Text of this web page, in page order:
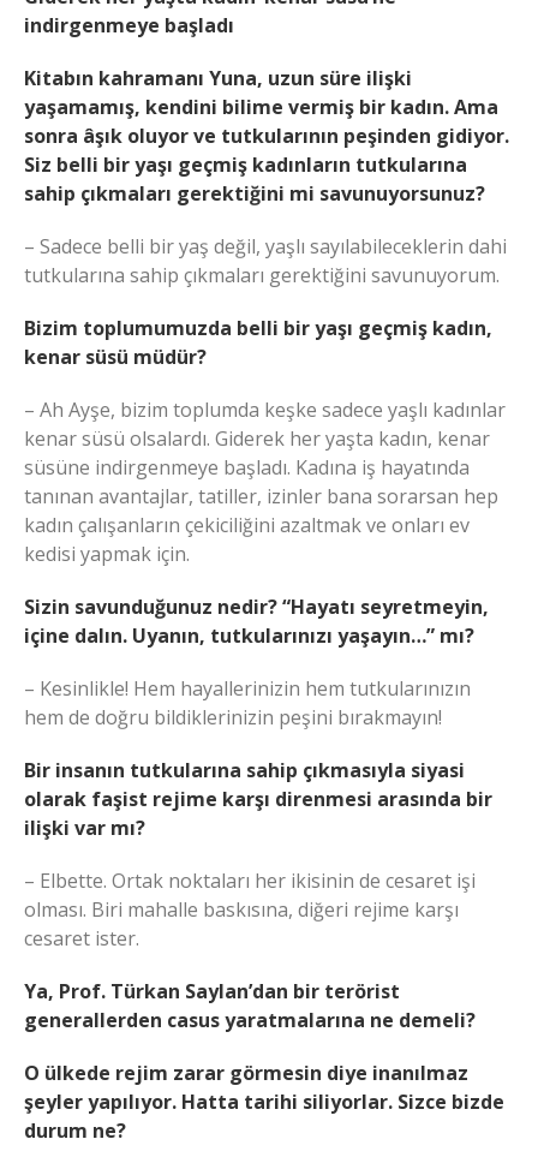
indirgenmeye başladı
Kitabın kahramanı Yuna, uzun süre ilişki
yaşamamış, kendini bilime vermiş bir kadın. Ama
sonra âşık oluyor ve tutkularının peşinden gidiyor.
Siz belli bir yaşı geçmiş kadınların tutkularına
sahip çıkmaları gerektiğini mi savunuyorsunuz?
– Sadece belli bir yaş değil, yaşlı sayılabileceklerin dahi
tutkularına sahip çıkmaları gerektiğini savunuyorum.
Bizim toplumumuzda belli bir yaşı geçmiş kadın,
kenar süsü müdür?
– Ah Ayşe, bizim toplumda keşke sadece yaşlı kadınlar
kenar süsü olsalardı. Giderek her yaşta kadın, kenar
süsüne indirgenmeye başladı. Kadına iş hayatında
tanınan avantajlar, tatiller, izinler bana sorarsan hep
kadın çalışanların çekiciliğini azaltmak ve onları ev
kedisi yapmak için.
Sizin savunduğunuz nedir? “Hayatı seyretmeyin,
içine dalın. Uyanın, tutkularınızı yaşayın…” mı?
– Kesinlikle! Hem hayallerinizin hem tutkularınızın
hem de doğru bildiklerinizin peşini bırakmayın!
Bir insanın tutkularına sahip çıkmasıyla siyasi
olarak faşist rejime karşı direnmesi arasında bir
ilişki var mı?
– Elbette. Ortak noktaları her ikisinin de cesaret işi
olması. Biri mahalle baskısına, diğeri rejime karşı
cesaret ister.
Ya, Prof. Türkan Saylan’dan bir terörist
generallerden casus yaratmalarına ne demeli?
O ülkede rejim zarar görmesin diye inanılmaz
şeyler yapılıyor. Hatta tarihi siliyorlar. Sizce bizde
durum ne?